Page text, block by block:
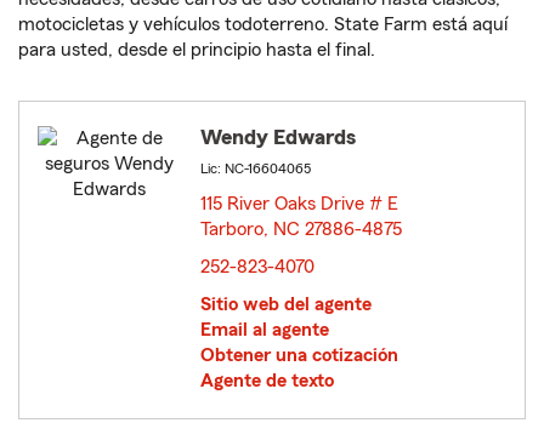
motocicletas y vehículos todoterreno. State Farm está aquí
para usted, desde el principio hasta el final.
Wendy Edwards
Lic: NC-16604065
115 River Oaks Drive # E
Tarboro, NC 27886-4875
252-823-4070
Sitio web del agente
Email al agente
Obtener una cotización
Agente de texto